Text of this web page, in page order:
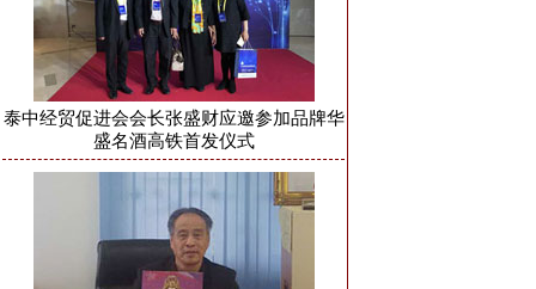
泰中经贸促进会会长张盛财应邀参加品牌华
盛名酒高铁首发仪式